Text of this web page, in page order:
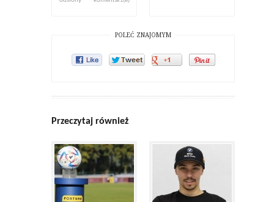
POLEĆ ZNAJOMYM
Przeczytaj również